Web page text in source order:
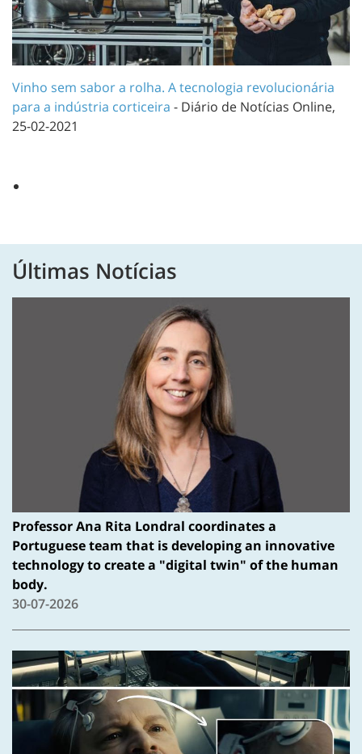
Vinho sem sabor a rolha. A tecnologia revolucionária
para a indústria corticeira - Diário de Notícias Online,
25-02-2021
Últimas Notícias
Professor Ana Rita Londral coordinates a
Portuguese team that is developing an innovative
technology to create a "digital twin" of the human
body.
30-07-2026